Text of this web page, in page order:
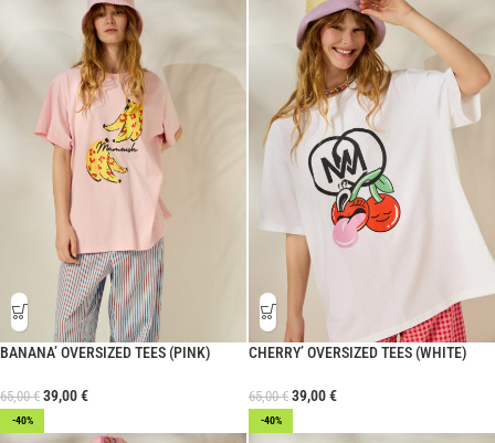
BANANA’ OVERSIZED TEES (PINK)
65,00€ 39,00€
CHERRY’ OVERSIZED TEES (WHITE)
65,00€ 39,00€
-40% -40%